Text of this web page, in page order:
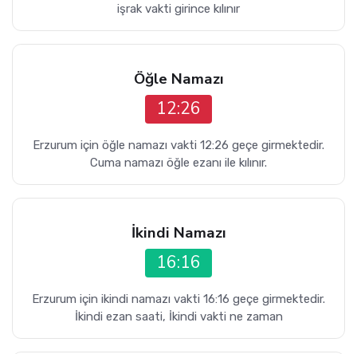
işrak vakti girince kılınır
Öğle Namazı
12:26
Erzurum için öğle namazı vakti 12:26 geçe girmektedir.
Cuma namazı öğle ezanı ile kılınır.
İkindi Namazı
16:16
Erzurum için ikindi namazı vakti 16:16 geçe girmektedir.
İkindi ezan saati, İkindi vakti ne zaman